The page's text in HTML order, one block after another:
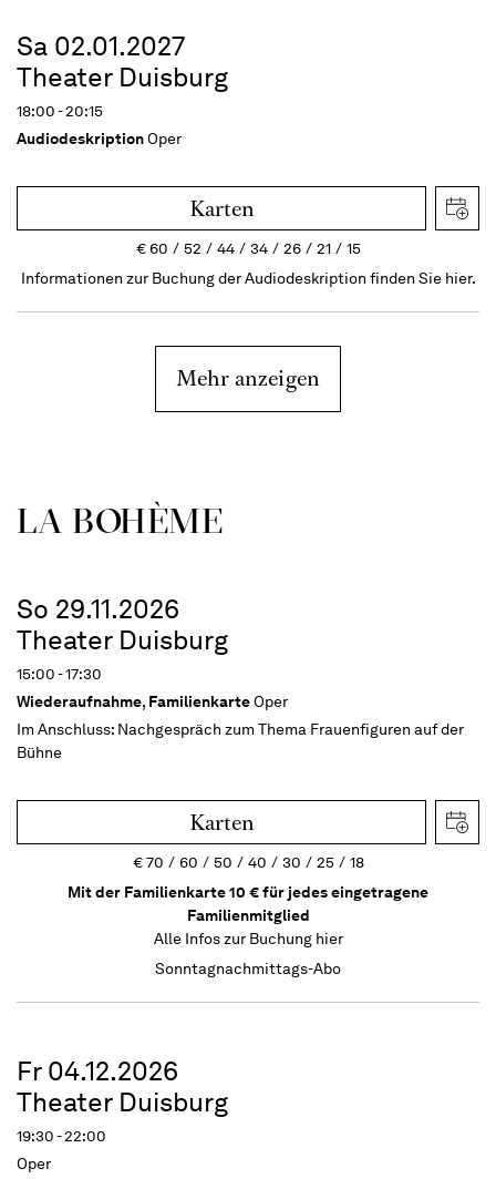
Sa 02.01.2027
Theater Duisburg
18:00 - 20:15
AudiodeskriptionOper
Karten
€60 52 44 34 26 21
15
Informationen zur Buchung der Audiodeskription finden Sie hier.
Mehr anzeigen
LA BOHÈME
So 29.11.2026
Theater Duisburg
15:00 - 17:30
Wiederaufnahme, FamilienkarteOper
Im Anschluss: Nachgespräch zum Thema Frauenfiguren auf der
Bühne
Karten
€70 60 50 40 30 25
18
Mit der Familienkarte 10 € für jedes eingetragene
Familienmitglied
Alle Infos zur Buchung hier
Sonntagnachmittags-Abo
Fr 04.12.2026
Theater Duisburg
19:30 - 22:00
Oper